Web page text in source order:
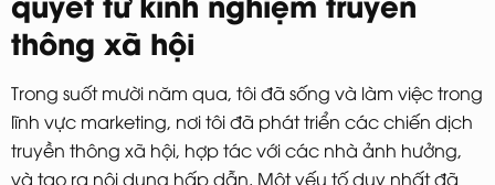
thông xã hội
Trong suốt mười năm qua, tôi đã sống và làm việc trong
lĩnh vực marketing, nơi tôi đã phát triển các chiến dịch
truyền thông xã hội, hợp tác với các nhà ảnh hưởng,
và tạo ra nội dung hấp dẫn. Một yếu tố duy nhất đã